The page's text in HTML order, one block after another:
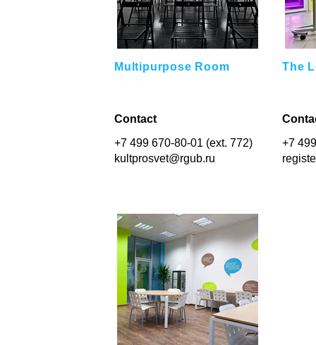
Multipurpose Room
Contact
+7 499 670-80-01 (ext. 772)
kultprosvet@rgub.ru
The
+7